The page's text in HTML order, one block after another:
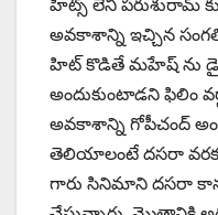
హిట్స్ లేని పరుశురామ్
అవకాశాన్ని ఇచ్చిన
హిట్ కొడితే మహేష్ ను
అందుకుంటాడని ఫిలిం
అవకాశాన్ని గోపీచంద్
తెలియాలంటే దసరా వరకు
గారు సినిమాని దసరా